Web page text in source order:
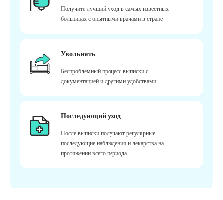
Получите лучший уход в самых известных
больницах с опытными врачами в стране
Увольнять
Беспроблемный процесс выписки с
документацией и другими удобствами.
Последующий уход
После выписки получают регулярные
последующие наблюдения и лекарства на
протяжении всего периода